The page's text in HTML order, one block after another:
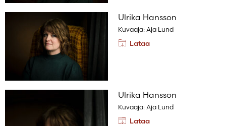
Ulrika Hansson
Kuvaaja: Aja Lund
Lataa
Ulrika Hansson
Kuvaaja: Aja Lund
Lataa